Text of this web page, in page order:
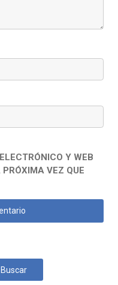
Y WEB
VEZ QUE